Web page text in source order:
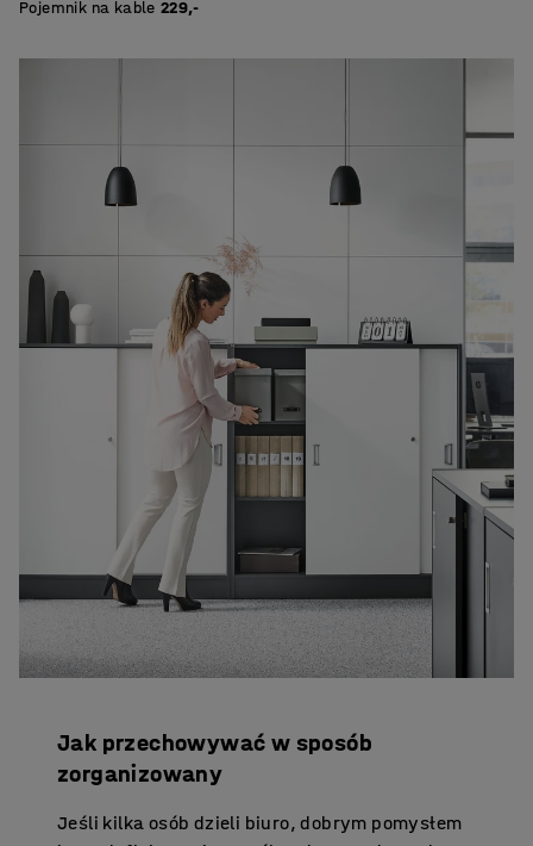
Pojemnik na kable 229,-
Jak przechowywać w sposób
zorganizowany
Jeśli kilka osób dzieli biuro, dobrym pomysłem